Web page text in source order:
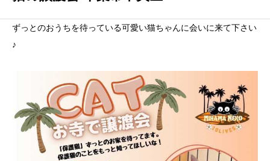
ずっとのおうちを待っている可愛い猫ちゃんに会いに来て下さい
♪